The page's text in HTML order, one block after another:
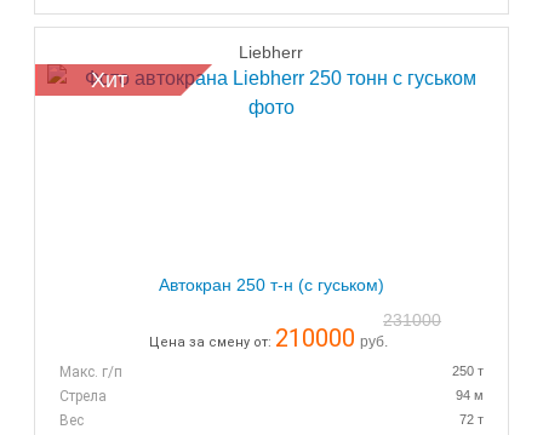
Хит
Liebherr
Автокран 250 т-н (с гуськом)
231000
Цена за смену от: 210000 руб.
Макс. г/п
250 т
Стрела 94 м
Вес 72 т